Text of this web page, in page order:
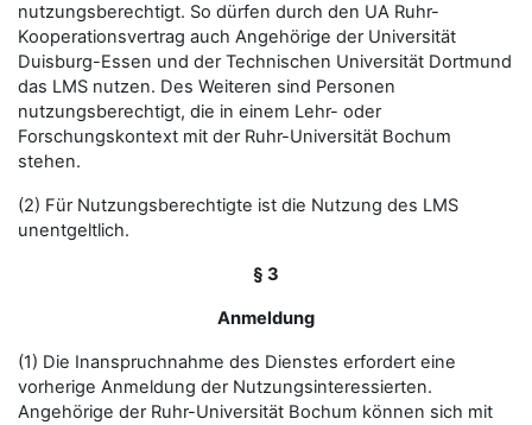
nutzungsberechtigt. So dürfen durch den UA Ruhr-
Kooperationsvertrag auch Angehörige der Universität
Duisburg-Essen und der Technischen Universität Dortmund
das LMS nutzen. Des Weiteren sind Personen
nutzungsberechtigt, die in einem Lehr- oder
Forschungskontext mit der Ruhr-Universität Bochum
stehen.
(2) Für Nutzungsberechtigte ist die Nutzung des LMS
unentgeltlich.
§ 3
Anmeldung
(1) Die Inanspruchnahme des Dienstes erfordert eine
vorherige Anmeldung der Nutzungsinteressierten.
Angehörige der Ruhr-Universität Bochum können sich mit